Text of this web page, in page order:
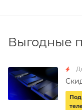
Выгодные